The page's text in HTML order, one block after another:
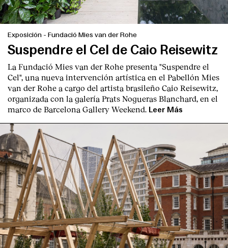
English Español Italiano Català
Exposición - Fundació Mies van der Rohe
Suspendre el Cel de Caio Reisewitz
La Fundació Mies van der Rohe presenta "Suspendre el
Cel", una nueva intervención artística en el Pabellón Mies
van der Rohe a cargo del artista brasileño Caio Reisewitz,
organizada con la galería Prats Nogueras Blanchard, en el
marco de Barcelona Gallery Weekend. Leer Más